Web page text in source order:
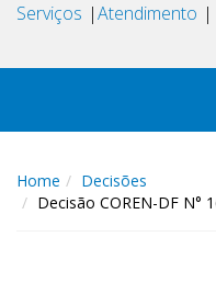
Serviços Atendimento
Home
Decisões
Decisão COREN-DF N°